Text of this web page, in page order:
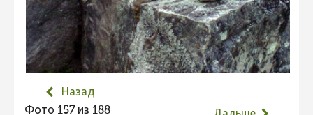
Фотоконкурс 2023
Не учитываются 2023
Видео 2023
Не учитываются 2022
Назад
Фото 157 из 188